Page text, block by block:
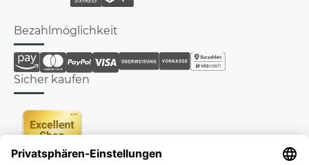
Bezahlmöglichkeit
Sicher kaufen